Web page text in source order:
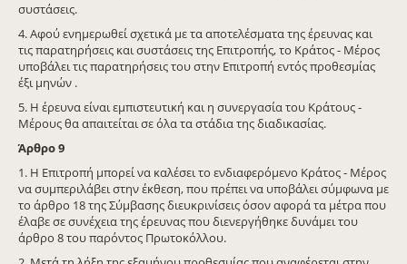
συστάσεις.
4. Αφού ενημερωθεί σχετικά με τα αποτελέσματα της έρευνας και
τις παρατηρήσεις και συστάσεις της Επιτροπής, το Κράτος - Μέρος
υποβάλει τις παρατηρήσεις του στην Επιτροπή εντός προθεσμίας
έξι μηνών .
5. Η έρευνα είναι εμπιστευτική και η συνεργασία του Κράτους -
Μέρους θα απαιτείται σε όλα τα στάδια της διαδικασίας.
Άρθρο9
1. Η Επιτροπή μπορεί να καλέσει το ενδιαφερόμενο Κράτος - Μέρος
να συμπεριλάβει στην έκθεση, που πρέπει να υποβάλει σύμφωνα με
το άρθρο 18 της Σύμβασης διευκρινίσεις όσον αφορά τα μέτρα που
έλαβε σε συνέχεια της έρευνας που διενεργήθηκε δυνάμει του
άρθρο 8 του παρόντος Πρωτοκόλλου.